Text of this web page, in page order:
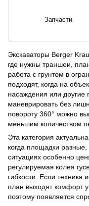
Экскаваторы Berger
где нужны траншеи,
работа с грунтом в
подходят, когда на
насаждения или другие
маневрировать без
повороту 360° можно
меньшим количеством
Эта категория
когда площадки
ситуациях особенно
регулируемая колея
гибкости. Если техника
план выходят комфорт
поэтому появляется
Запчасти